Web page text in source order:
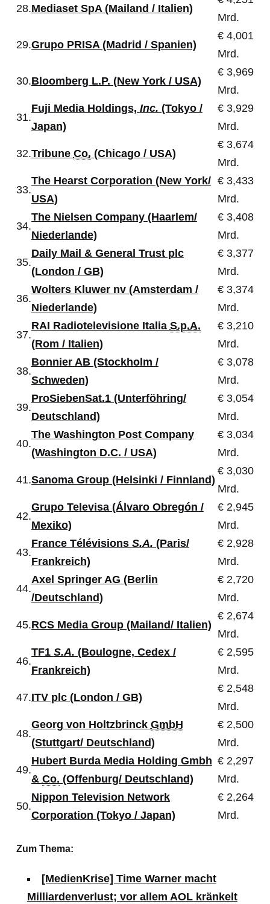
28.Mediaset SpA (Mailand / Italien)
Mrd.
29.Grupo PRISA (Madrid / Spanien)
€ 4,001
Mrd.
30.Bloomberg L.P. (New York / USA)
€ 3,969
Mrd.
31.
Fuji Media Holdings, Inc. (Tokyo /
Japan)
€ 3,929
Mrd.
32.Tribune Co. (Chicago / USA)
€ 3,674
Mrd.
33.
The Hearst Corporation (New York/
USA)
€ 3,433
Mrd.
34.
The Nielsen Company (Haarlem/
Niederlande)
€ 3,408
Mrd.
35.
Daily Mail & General Trust plc
(London / GB)
€ 3,377
Mrd.
36.
Wolters Kluwer nv (Amsterdam /
Niederlande)
€ 3,374
Mrd.
37.
RAI Radiotelevisione Italia S.p.A.
(Rom / Italien)
€ 3,210
Mrd.
38.
Bonnier AB (Stockholm /
Schweden)
€ 3,078
Mrd.
39.
ProSiebenSat.1 (Unterföhring/
Deutschland)
€ 3,054
Mrd.
40.
The Washington Post Company
(Washington D.C. / USA)
€ 3,034
Mrd.
41.Sanoma Group (Helsinki / Finnland)
€ 3,030
Mrd.
42.
Grupo Televisa (Álvaro Obregón /
Mexiko)
€ 2,945
Mrd.
43.
France Télévisions S.A. (Paris/
Frankreich)
€ 2,928
Mrd.
44.
Axel Springer AG (Berlin
/Deutschland)
€ 2,720
Mrd.
45.RCS Media Group (Mailand/ Italien)
€ 2,674
Mrd.
46.
TF1 S.A. (Boulogne, Cedex /
Frankreich)
€ 2,595
Mrd.
47.ITV plc (London / GB)
€ 2,548
Mrd.
48.
Georg von Holtzbrinck GmbH
(Stuttgart/ Deutschland)
€ 2,500
Mrd.
49.
Hubert Burda Media Holding Gmbh
& Co. (Offenburg/ Deutschland)
€ 2,297
Mrd.
50.
Nippon Television Network
Corporation (Tokyo / Japan)
€ 2,264
Mrd.
Zum Thema:
[MedienKrise] Time Warner macht
Milliardenverlust; vor allem AOL kränkelt